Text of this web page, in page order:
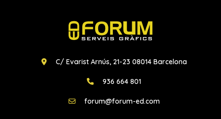
C/ Evarist Arnús, 21-23 08014 Barcelona
936 664 801
forum@forum-ed.com